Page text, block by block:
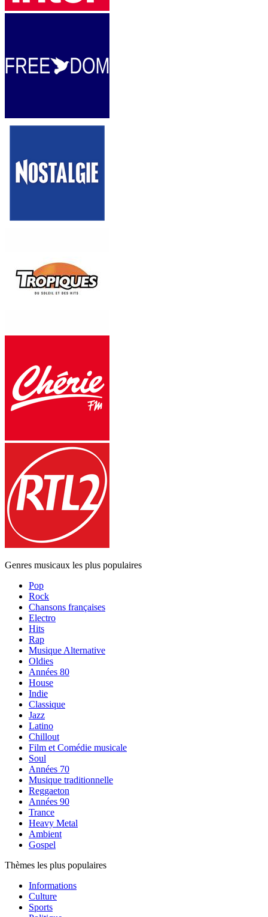
Genres musicaux les plus populaires
Pop
Rock
Chansons françaises
Electro
Hits
Rap
Musique Alternative
Oldies
Années 80
House
Indie
Classique
Jazz
Latino
Chillout
Film et Comédie musicale
Soul
Années 70
Musique traditionnelle
Reggaeton
Années 90
Trance
Heavy Metal
Ambient
Gospel
Thèmes les plus populaires
Informations
Culture
Sports